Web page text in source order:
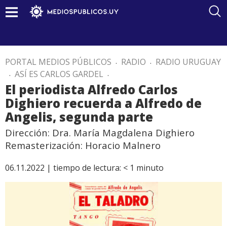
PORTAL MEDIOS PÚBLICOS . RADIO . RADIO URUGUAY
. ASÍ ES CARLOS GARDEL .
El periodista Alfredo Carlos
Dighiero recuerda a Alfredo de
Angelis, segunda parte
Dirección: Dra. María Magdalena Dighiero
Remasterización: Horacio Malnero
06.11.2022 | tiempo de lectura: < 1 minuto